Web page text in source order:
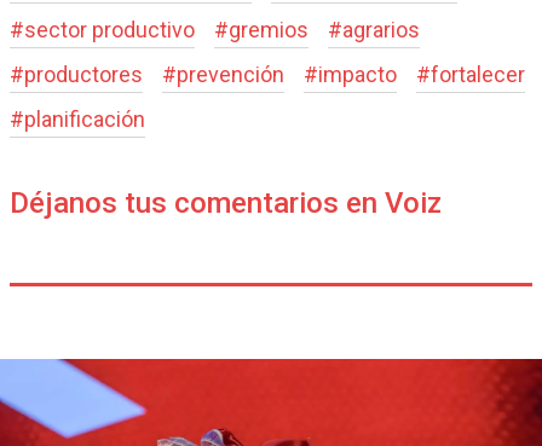
#sector productivo #gremios #agrarios
#productores #prevención #impacto #fortalecer
#planificación
Déjanos tus comentarios en Voiz